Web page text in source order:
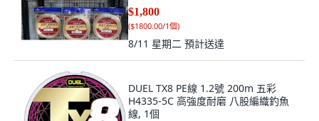
$1,800
($1800.00/1個)
8/11 星期二 預計送達
DUEL TX8 PE線 1.2號 200m 五彩
H4335-5C 高強度耐磨 八股編織釣魚
線, 1個